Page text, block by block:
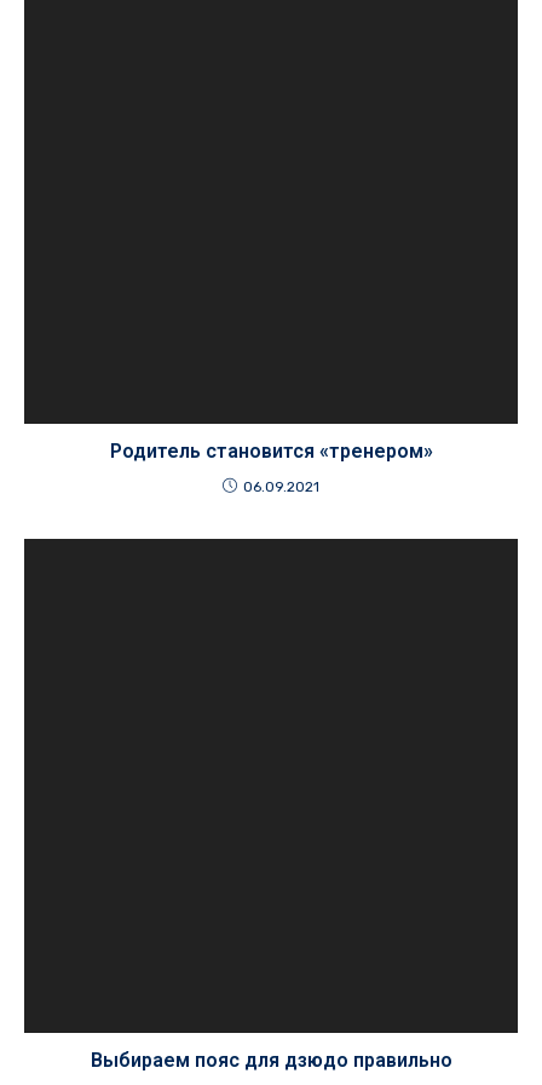
Родитель становится «тренером»
06.09.2021
Выбираем пояс для дзюдо правильно